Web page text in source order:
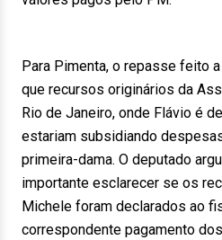
Para Pimenta, o repasse feito
que recursos originários da
Rio de Janeiro, onde Flávio é
estariam subsidiando
primeira-dama. O deputado
importante esclarecer se os
Michele foram declarados ao
correspondente pagamento